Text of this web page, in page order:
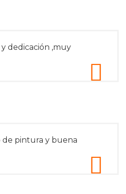
dedicación ,muy
pintura y buena